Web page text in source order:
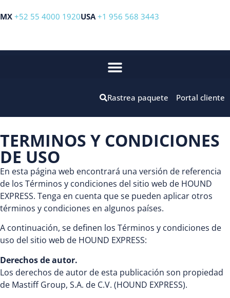
MX +52 55 4000 1920USA +1 956 568 3443
Portal cliente
Rastrea paquete
TERMINOS Y CONDICIONES
DE USO
En esta página web encontrará una versión de referencia
de los Términos y condiciones del sitio web de HOUND
EXPRESS. Tenga en cuenta que se pueden aplicar otros
términos y condiciones en algunos países.
A continuación, se definen los Términos y condiciones de
uso del sitio web de HOUND EXPRESS:
Derechos de autor.
Los derechos de autor de esta publicación son propiedad
de Mastiff Group, S.A. de C.V. (HOUND EXPRESS).